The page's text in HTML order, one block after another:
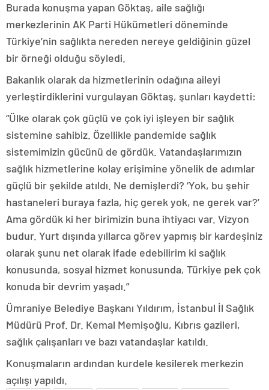
Burada konuşma yapan Göktaş, aile sağlığı
merkezlerinin AK Parti Hükümetleri döneminde
Türkiye’nin sağlıkta nereden nereye geldiğinin güzel
bir örneği olduğu söyledi.
Bakanlık olarak da hizmetlerinin odağına aileyi
yerleştirdiklerini vurgulayan Göktaş, şunları kaydetti:
“Ülke olarak çok güçlü ve çok iyi işleyen bir sağlık
sistemine sahibiz. Özellikle pandemide sağlık
sistemimizin gücünü de gördük. Vatandaşlarımızın
sağlık hizmetlerine kolay erişimine yönelik de adımlar
güçlü bir şekilde atıldı. Ne demişlerdi? ‘Yok, bu şehir
hastaneleri buraya fazla, hiç gerek yok, ne gerek var?’
Ama gördük ki her birimizin buna ihtiyacı var. Vizyon
budur. Yurt dışında yıllarca görev yapmış bir kardeşiniz
olarak şunu net olarak ifade edebilirim ki sağlık
konusunda, sosyal hizmet konusunda, Türkiye pek çok
konuda bir devrim yaşadı.”
Ümraniye Belediye Başkanı Yıldırım, İstanbul İl Sağlık
Müdürü Prof. Dr. Kemal Memişoğlu, Kıbrıs gazileri,
sağlık çalışanları ve bazı vatandaşlar katıldı.
Konuşmaların ardından kurdele kesilerek merkezin
açılışı yapıldı.